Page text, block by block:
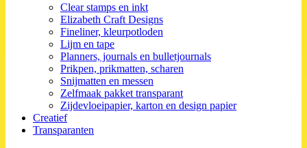
Clear stamps en inkt
Elizabeth Craft Designs
Fineliner, kleurpotloden
Lijm en tape
Planners, journals en bulletjournals
Prikpen, prikmatten, scharen
Snijmatten en messen
Zelfmaak pakket transparant
Zijdevloeipapier, karton en design papier
Creatief
Transparanten